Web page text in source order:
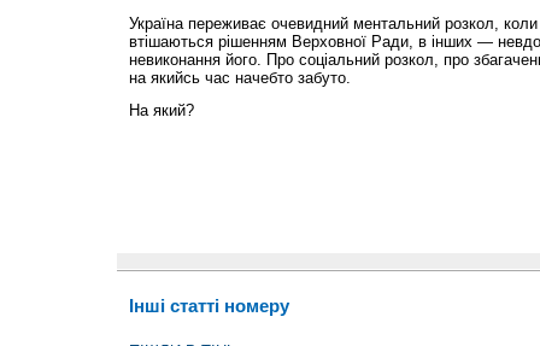
Україна переживає очевидний ментальний розкол, коли
втішаються рішенням Верховної Ради, в інших —
невиконання його. Про соціальний розкол, про
на якийсь час начебто забуто.
На який?
Інші статті номеру